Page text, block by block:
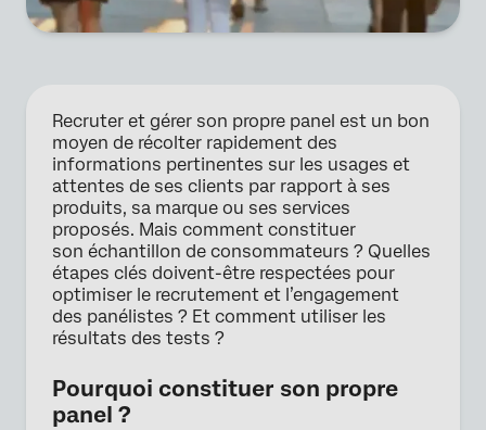
Recruter et gérer son propre panel est un bon
moyen de récolter rapidement des
informations pertinentes sur les usages et
attentes de ses clients par rapport à ses
produits, sa marque ou ses services
proposés. Mais comment constituer
son échantillon de consommateurs ? Quelles
étapes clés doivent-être respectées pour
optimiser le recrutement et l’engagement
des panélistes ? Et comment utiliser les
résultats des tests ?
Pourquoi constituer son propre
panel ?